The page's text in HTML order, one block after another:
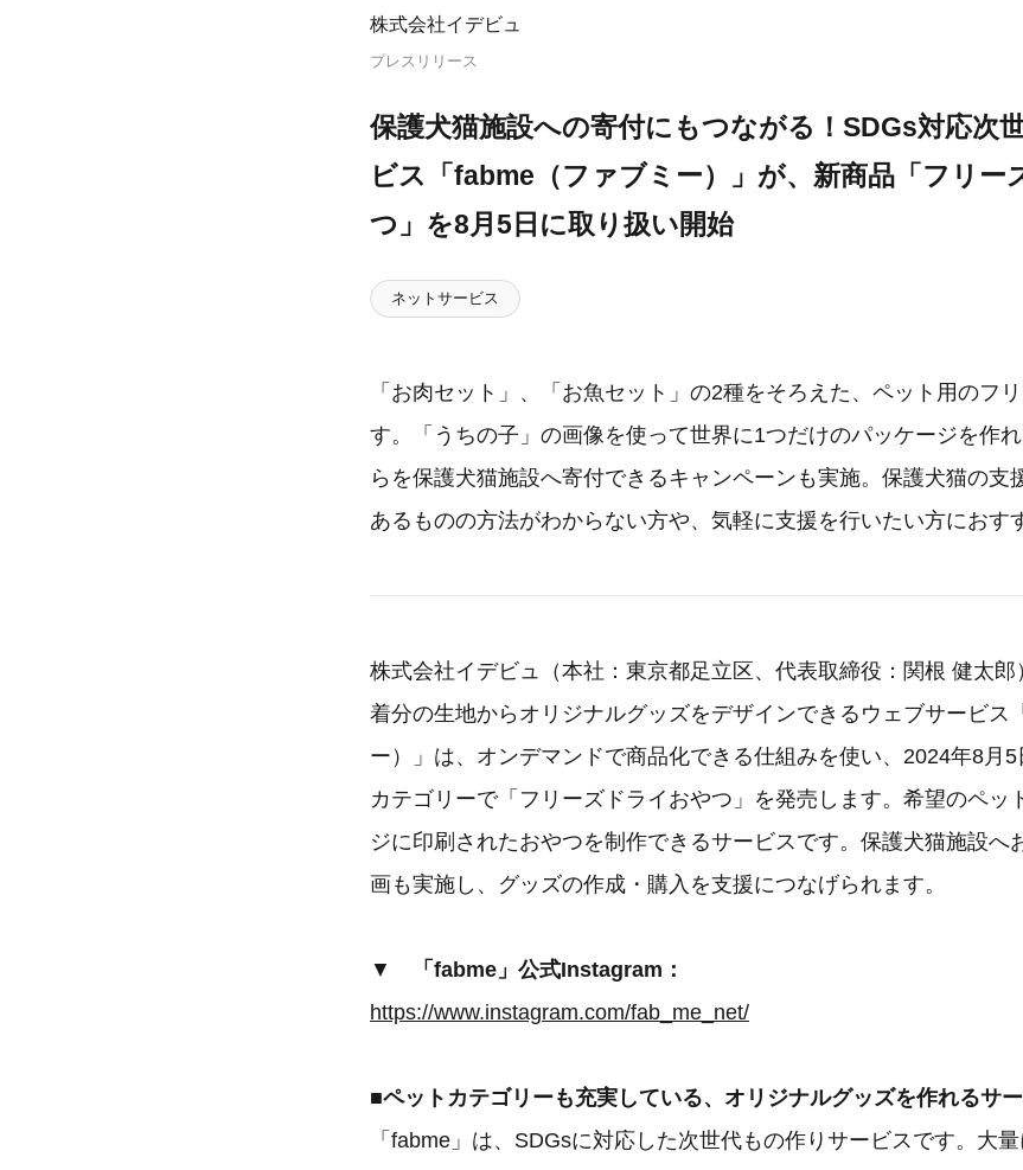
株式会社イデビュ
プレスリリース
保護犬猫施設への寄付にもつながる！SDGs対応次
ビス「fabme（ファブミー）」が、新商品「フリー
つ」を8月5日に取り扱い開始
ネットサービス
「お肉セット」、「お魚セット」の2種をそろえた、ペット用のフ
す。「うちの子」の画像を使って世界に1つだけのパッケージを作
らを保護犬猫施設へ寄付できるキャンペーンも実施。保護犬猫の支
あるものの方法がわからない方や、気軽に支援を行いたい方におす
株式会社イデビュ（本社：東京都足立区、代表取締役：関根 健太
着分の生地からオリジナルグッズをデザインできるウェブサービス
ー）」は、オンデマンドで商品化できる仕組みを使い、2024年8月5
カテゴリーで「フリーズドライおやつ」を発売します。希望のペッ
ジに印刷されたおやつを制作できるサービスです。保護犬猫施設へ
画も実施し、グッズの作成・購入を支援につなげられます。
▼
「fabme」公式Instagram：
https://www.instagram.com/fab_me_net/
■ペットカテゴリーも充実している、オリジナルグッズを作れるサ
「fabme」は、SDGsに対応した次世代もの作りサービスです。大